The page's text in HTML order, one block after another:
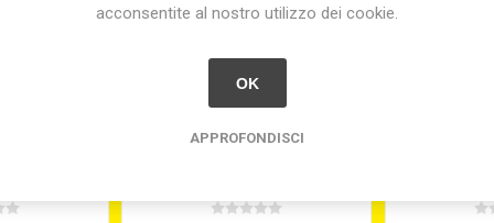
acconsentite al nostro utilizzo dei cookie.
OK
APPROFONDISCI